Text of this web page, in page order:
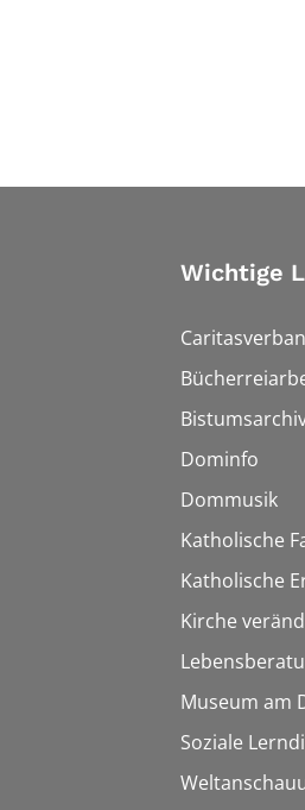
Wichtige
Dominfo
Dommusik
Katholische
Katholische
Kirche
Museum am
Soziale